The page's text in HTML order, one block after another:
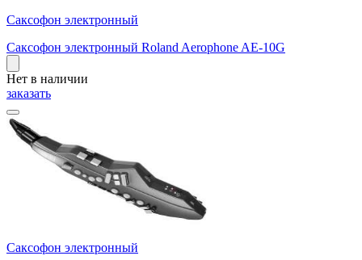
Саксофон электронный
Саксофон электронный Roland Aerophone AE-10G
Нет в наличии
заказать
Саксофон электронный